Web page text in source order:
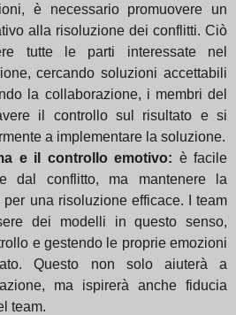
è necessario promuovere un
alla risoluzione dei conflitti. Ciò
tutte le parti interessate nel
cercando soluzioni accettabili
la collaborazione, i membri del
il controllo sul risultato e si
a implementare la soluzione.
e il controllo emotivo: è facile
dal conflitto, ma mantenere la
una risoluzione efficace. I team
dei modelli in questo senso,
e gestendo le proprie emozioni
Questo non solo aiuterà a
ma ispirerà anche fiducia
team.